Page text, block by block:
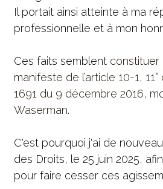
Il portait ainsi atteinte à ma
professionnelle et à mon
Ces faits semblent constituer
manifeste de l’article 10-1,
1691 du 9 décembre 2016,
Waserman.
C'est pourquoi j'ai de
des Droits, le 25 juin 2025,
pour faire cesser ces